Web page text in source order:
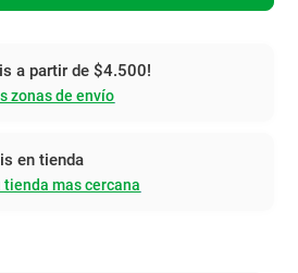
a partir de $4.500!
zonas de envío
en tienda
tienda mas cercana